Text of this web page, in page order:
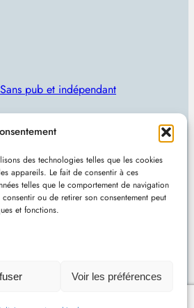
des technologies telles que les cookies
appareils. Le fait de consentir à ces
telles que le comportement de navigation
ou de retirer son consentement peut
et fonctions.
Voir les préférences
Sans pub et indépendant
astuces et actualités IT